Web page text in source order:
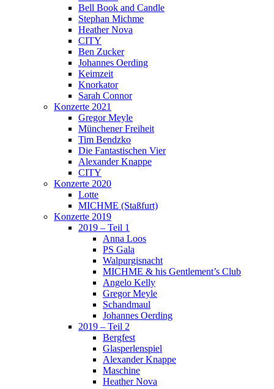
Bell Book and Candle
Stephan Michme
Heather Nova
CITY
Ben Zucker
Johannes Oerding
Keimzeit
Knorkator
Sarah Connor
Konzerte 2021
Gregor Meyle
Münchener Freiheit
Tim Bendzko
Die Fantastischen Vier
Alexander Knappe
CITY
Konzerte 2020
Lotte
MICHME (Staßfurt)
Konzerte 2019
2019 – Teil 1
Anna Loos
PS Gala
Walpurgisnacht
MICHME & his Gentlement’s Club
Angelo Kelly
Gregor Meyle
Schandmaul
Johannes Oerding
2019 – Teil 2
Bergfest
Glasperlenspiel
Alexander Knappe
Maschine
Heather Nova